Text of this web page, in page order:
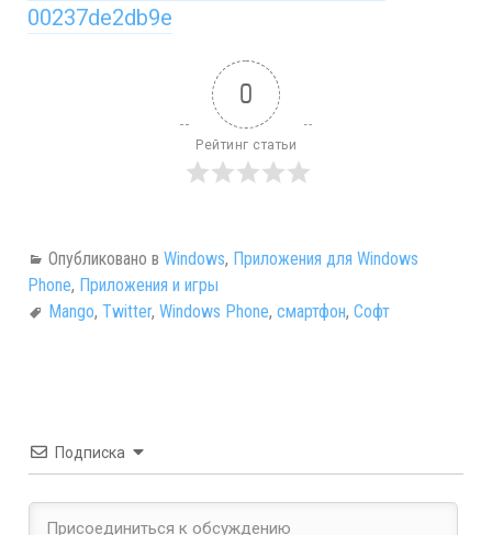
00237de2db9e
0
Рейтинг статьи
Опубликовано в Windows, Приложения для Windows
Phone, Приложения и игры
Mango, Twitter, Windows Phone, смартфон, Софт
Подписка